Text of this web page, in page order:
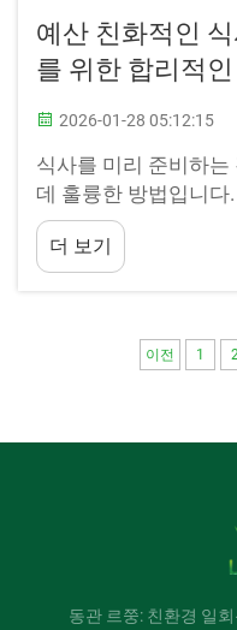
예산 친화적인
를 위한 합리적
2026-01-28 05:12:15
식사를 미리 준비하
데 훌륭한 방법입니다
사 준비용 용기를 고
다. 다행히도, Lvzong
난 식사 준비용 용기
더 보기
이전 1
동관 르쭝: 친환경 일